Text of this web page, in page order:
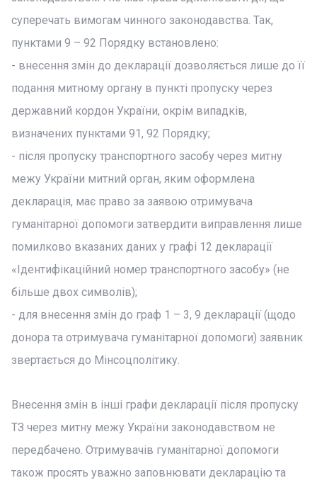
суперечать вимогам чинного законодавства. Так,
пунктами 9 – 92 Порядку встановлено:
- внесення змін до декларації дозволяється лише до її
подання митному органу в пункті пропуску через
державний кордон України, окрім випадків,
визначених пунктами 91, 92 Порядку;
- після пропуску транспортного засобу через митну
межу України митний орган, яким оформлена
декларація, має право за заявою отримувача
гуманітарної допомоги затвердити виправлення лише
помилково вказаних даних у графі 12 декларації
«Ідентифікаційний номер транспортного засобу» (не
більше двох символів);
- для внесення змін до граф 1 – 3, 9 декларації (щодо
донора та отримувача гуманітарної допомоги) заявник
звертається до Мінсоцполітику.
Внесення змін в інші графи декларації після пропуску
ТЗ через митну межу України законодавством не
передбачено. Отримувачів гуманітарної допомоги
також просять уважно заповнювати декларацію та